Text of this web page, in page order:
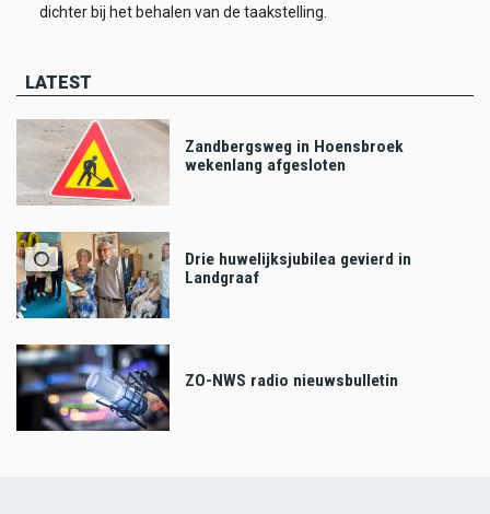
dichter bij het behalen van de taakstelling.
LATEST
Zandbergsweg in Hoensbroek
wekenlang afgesloten
Drie huwelijksjubilea gevierd in
Landgraaf
ZO-NWS radio nieuwsbulletin